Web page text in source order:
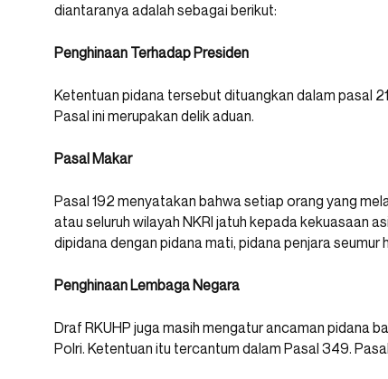
diantaranya adalah sebagai berikut:
Penghinaan Terhadap Presiden
Ketentuan pidana tersebut dituangkan dalam pasal
Pasal ini merupakan delik aduan.
Pasal Makar
Pasal 192 menyatakan bahwa setiap orang yang
atau seluruh wilayah NKRI jatuh kepada kekuasaan
dipidana dengan pidana mati, pidana penjara
Penghinaan Lembaga Negara
Draf RKUHP juga masih mengatur ancaman pidana
Polri. Ketentuan itu tercantum dalam Pasal 349.